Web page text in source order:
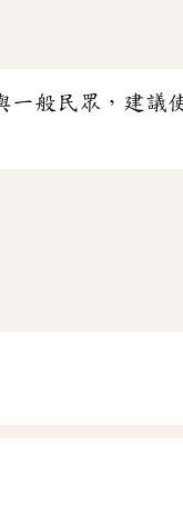
一般民眾，建議